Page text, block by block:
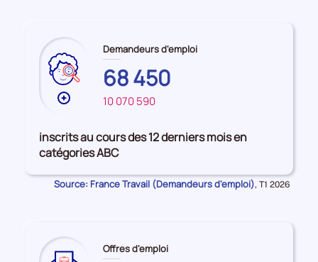
Plus
données
sur
les
GUADELOUPE
Demandeurs d'emploi
68 450
10 070 590
inscrits au cours des 12 derniers mois en
catégories ABC
Source: France Travail (Demandeurs d'emploi), Données
T1 2026
Offres d'emploi